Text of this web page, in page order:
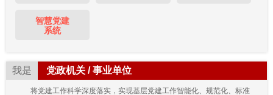
智慧党建
系统
我是 党政机关 / 事业单位
将党建工作科学深度落实，实现基层党建工作智能化、规范化、标准